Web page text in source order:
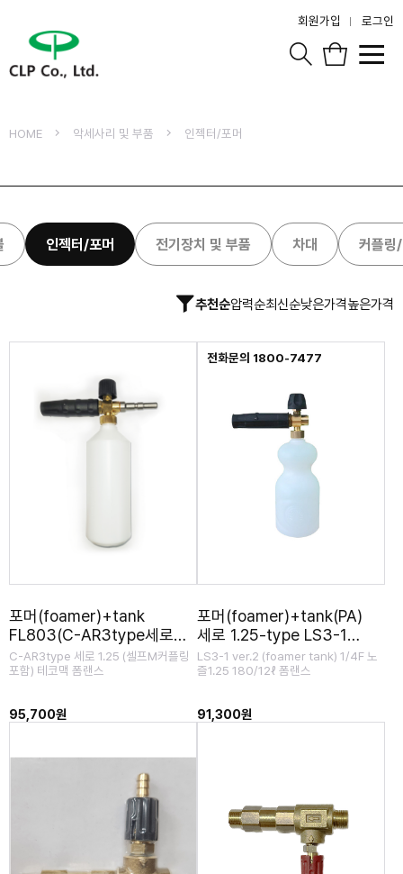
회원가입 로그인
HOME 악세사리 및 부품 인젝터/포머
인젝터/포머 전기장치 및 부품 차대 커플링
추천순압력순최신순낮은가격높은가격
포머(foamer)+tank
FL803(C-AR3type세로
1.25)
C-AR3type 세로 1.25 (셀프M커플링
포함) 테코맥 폼랜스
95,700원
전화문의 1800-7477
포머(foamer)+tank(PA)
세로 1.25-type LS3-1
ver.2
LS3-1 ver.2 (foamer tank) 1/4F 노
즐1.25 180/12ℓ 폼랜스
91,300원